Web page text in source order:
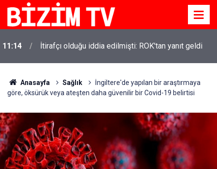
11:10
Yusuf Tekin açıkladı: YKS değişecek mi?
Anasayfa Sağlık
İngiltere'de yapılan bir araştırmaya
göre, öksürük veya ateşten daha güvenilir bir Covid-19 belirtisi